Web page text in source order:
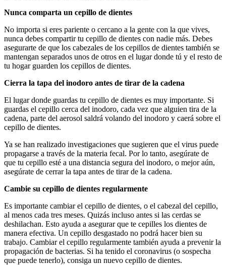
Nunca comparta un cepillo de dientes
No importa si eres pariente o cercano a la gente con la que vives,
nunca debes compartir tu cepillo de dientes con nadie más. Debes
asegurarte de que los cabezales de los cepillos de dientes también se
mantengan separados unos de otros en el lugar donde tú y el resto de
tu hogar guarden los cepillos de dientes.
Cierra la tapa del inodoro antes de tirar de la cadena
El lugar donde guardas tu cepillo de dientes es muy importante. Si
guardas el cepillo cerca del inodoro, cada vez que alguien tira de la
cadena, parte del aerosol saldrá volando del inodoro y caerá sobre el
cepillo de dientes.
Ya se han realizado investigaciones que sugieren que el virus puede
propagarse a través de la materia fecal. Por lo tanto, asegúrate de
que tu cepillo esté a una distancia segura del inodoro, o mejor aún,
asegúrate de cerrar la tapa antes de tirar de la cadena.
Cambie su cepillo de dientes regularmente
Es importante cambiar el cepillo de dientes, o el cabezal del cepillo,
al menos cada tres meses. Quizás incluso antes si las cerdas se
deshilachan. Esto ayuda a asegurar que te cepilles los dientes de
manera efectiva. Un cepillo desgastado no podrá hacer bien su
trabajo. Cambiar el cepillo regularmente también ayuda a prevenir la
propagación de bacterias. Si ha tenido el coronavirus (o sospecha
que puede tenerlo), consiga un nuevo cepillo de dientes.